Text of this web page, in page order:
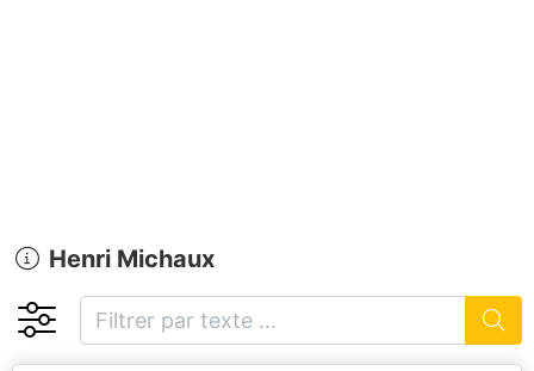
Henri Michaux